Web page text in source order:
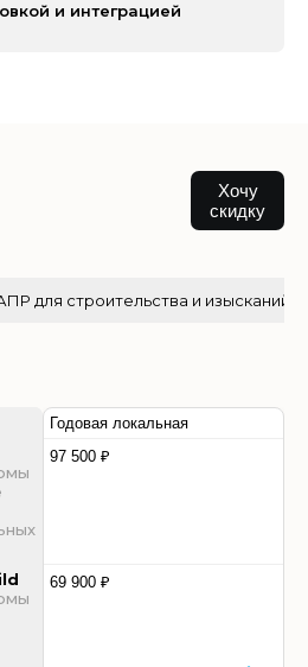
и интеграцией
Хочу
скидку
для строительства и изысканий
Годовая локальная
97 500 ₽
69 900 ₽